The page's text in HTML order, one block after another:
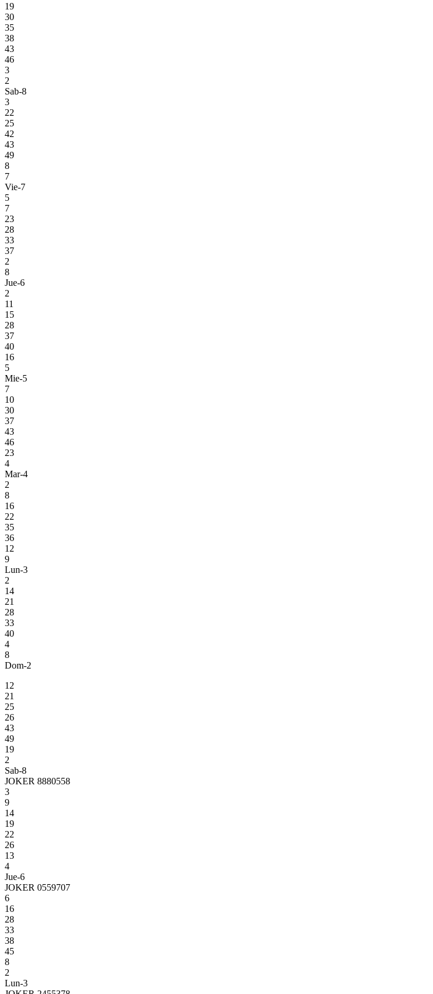
19
30
35
38
43
46
3
2
Sab-8
3
22
25
42
43
49
8
7
Vie-7
5
7
23
28
33
37
2
8
Jue-6
2
11
15
28
37
40
16
5
Mie-5
7
10
30
37
43
46
23
4
Mar-4
2
8
16
22
35
36
12
9
Lun-3
2
14
21
28
33
40
4
8
Dom-2
12
21
25
26
43
49
19
2
Sab-8
JOKER 8880558
3
9
14
19
22
26
13
4
Jue-6
JOKER 0559707
6
16
28
33
38
45
8
2
Lun-3